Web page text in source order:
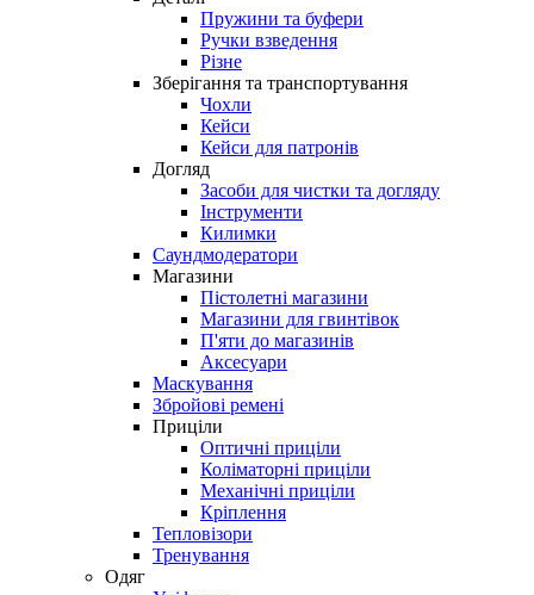
Пружини та буфери
Ручки взведення
Різне
Зберігання та транспортування
Чохли
Кейси
Кейси для патронів
Догляд
Засоби для чистки та догляду
Інструменти
Килимки
Саундмодератори
Магазини
Пістолетні магазини
Магазини для гвинтівок
П'яти до магазинів
Аксесуари
Маскування
Збройові ремені
Приціли
Оптичні приціли
Коліматорні приціли
Механічні приціли
Кріплення
Тепловізори
Тренування
Одяг